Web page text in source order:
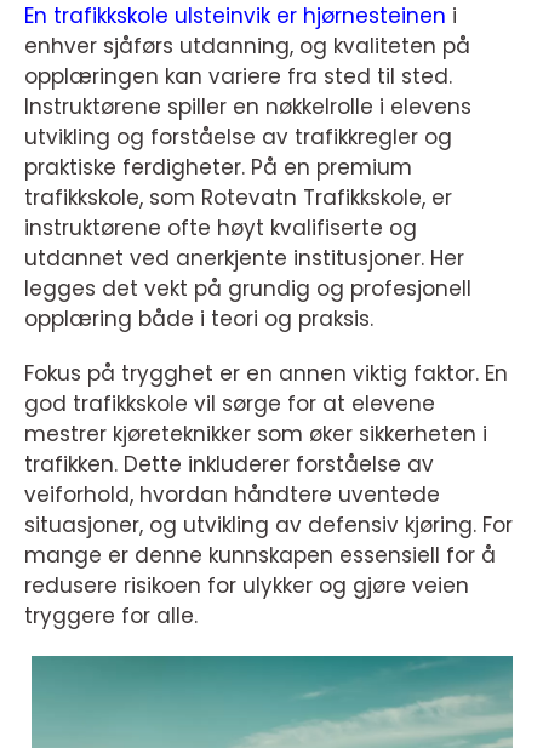
En trafikkskole ulsteinvik er hjørnesteinen i
enhver sjåførs utdanning, og kvaliteten på
opplæringen kan variere fra sted til sted.
Instruktørene spiller en nøkkelrolle i elevens
utvikling og forståelse av trafikkregler og
praktiske ferdigheter. På en premium
trafikkskole, som Rotevatn Trafikkskole, er
instruktørene ofte høyt kvalifiserte og
utdannet ved anerkjente institusjoner. Her
legges det vekt på grundig og profesjonell
opplæring både i teori og praksis.
Fokus på trygghet er en annen viktig faktor. En
god trafikkskole vil sørge for at elevene
mestrer kjøreteknikker som øker sikkerheten i
trafikken. Dette inkluderer forståelse av
veiforhold, hvordan håndtere uventede
situasjoner, og utvikling av defensiv kjøring. For
mange er denne kunnskapen essensiell for å
redusere risikoen for ulykker og gjøre veien
tryggere for alle.